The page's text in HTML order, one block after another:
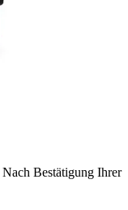
Nach Bestätigung Ihrer